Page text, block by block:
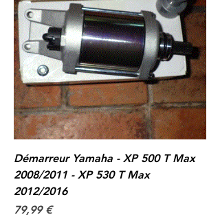
Démarreur Yamaha - XP 500 T Max
2008/2011 - XP 530 T Max
2012/2016
Prix
79,99 €